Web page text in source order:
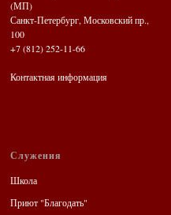
(МП)
Санкт-Петербург, Московский пр.,
100
+7 (812) 252-11-66
Контактная информация
Служения
Школа
Приют "Благодать"